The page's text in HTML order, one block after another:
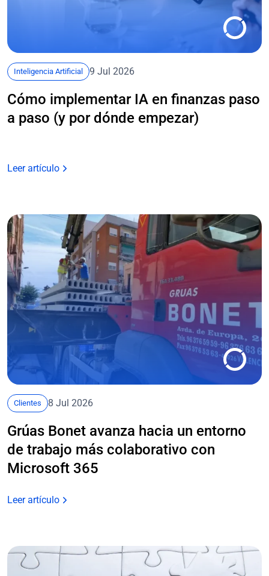
Inteligencia Artificial 9 Jul 2026
Cómo implementar IA en finanzas paso
a paso (y por dónde empezar)
Leer artículo
Clientes 8 Jul 2026
Grúas Bonet avanza hacia un entorno
de trabajo más colaborativo con
Microsoft 365
Leer artículo